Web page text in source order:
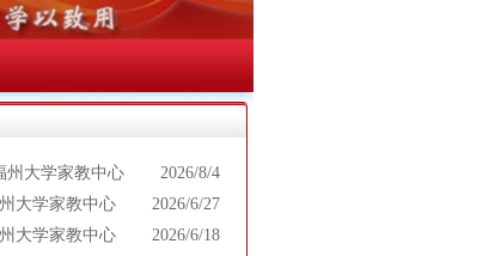
州大学家教中心 2026/8/4
大学家教中心
2026/6/27
大学家教中心
2026/6/18